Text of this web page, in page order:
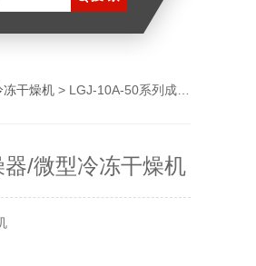
冻干燥机 > LGJ-10A-50系列成都冷冻干燥机/冷冻干燥器/微型冷冻干燥机
/微型冷冻干燥机